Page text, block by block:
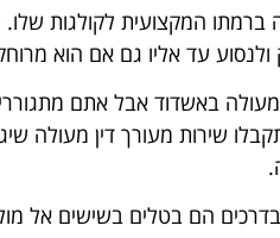
ברמתו המקצועית לקולגות
עד אליו גם אם הוא
באשדוד אבל אתם
שירות מעורך דין מעולה
הם בטלים בשישים אל